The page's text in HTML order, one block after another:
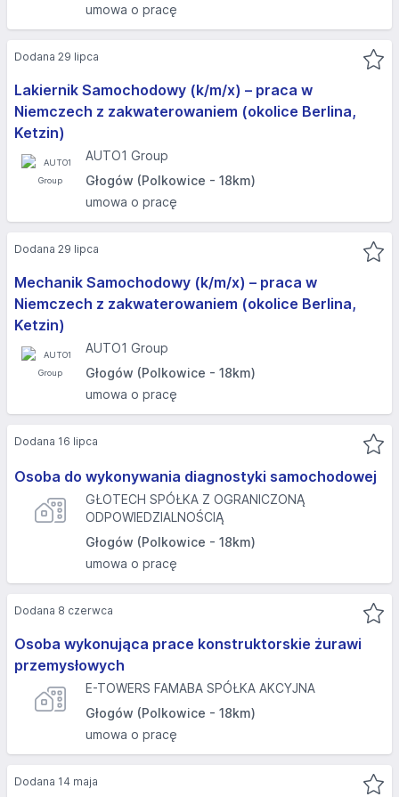
umowa o pracę
Lakiernik Samochodowy (k/m/x) – praca w
Niemczech z zakwaterowaniem (okolice Berlina,
Ketzin)
AUTO1 Group
Głogów (Polkowice - 18km)
umowa o pracę
Dodana 29 lipca
Mechanik Samochodowy (k/m/x) – praca w
Niemczech z zakwaterowaniem (okolice Berlina,
Ketzin)
AUTO1 Group
Głogów (Polkowice - 18km)
umowa o pracę
Dodana 29 lipca
Osoba do wykonywania diagnostyki samochodowej
GŁOTECH SPÓŁKA Z OGRANICZONĄ
ODPOWIEDZIALNOŚCIĄ
Głogów (Polkowice - 18km)
umowa o pracę
Dodana 16 lipca
Osoba wykonująca prace konstruktorskie żurawi
przemysłowych
E-TOWERS FAMABA SPÓŁKA AKCYJNA
Głogów (Polkowice - 18km)
umowa o pracę
Dodana 8 czerwca
Dodana 14 maja